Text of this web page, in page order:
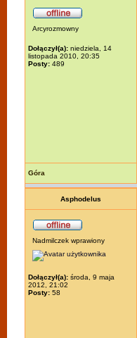
Arcyrozmowny
Dołączył(a): niedziela, 14
listopada 2010, 20:35
Posty: 489
Góra
Asphodelus
Nadmilczek wprawiony
Dołączył(a): środa, 9 maja
2012, 21:02
Posty: 58